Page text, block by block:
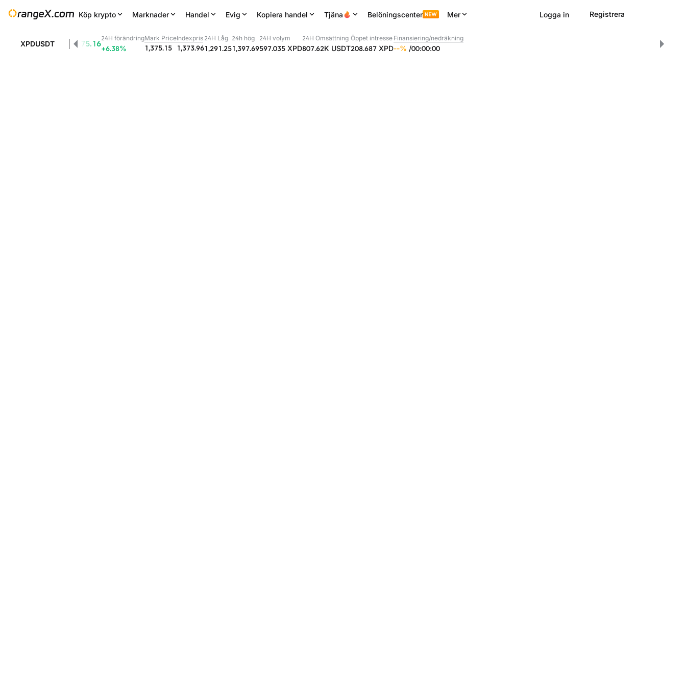
Köp krypto Marknader Handel Evig Kopiera handel Tjäna Belöningscenter Mer Logga in Registrera
XPDUSDT 1,375.16
24H förändring
+6.38%
Mark Price
1,375.15
Indexpris
1,373.96
24H Låg
1,291.25
24h hög
1,397.69
24H volym
597.035 XPD
24H Omsättning
807.62K USDT
Öppet intresse
208.687 XPD
Finansiering/nedräkning
--% /00:00:00